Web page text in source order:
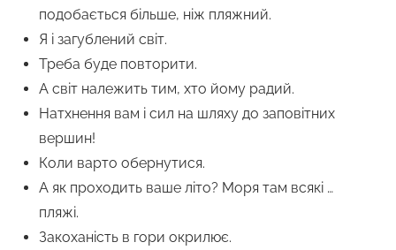
подобається більше, ніж пляжний.
Я і загублений світ.
Треба буде повторити.
А світ належить тим, хто йому радий.
Натхнення вам і сил на шляху до заповітних
вершин!
Коли варто обернутися.
А як проходить ваше літо? Моря там всякі …
пляжі.
Закоханість в гори окрилює.